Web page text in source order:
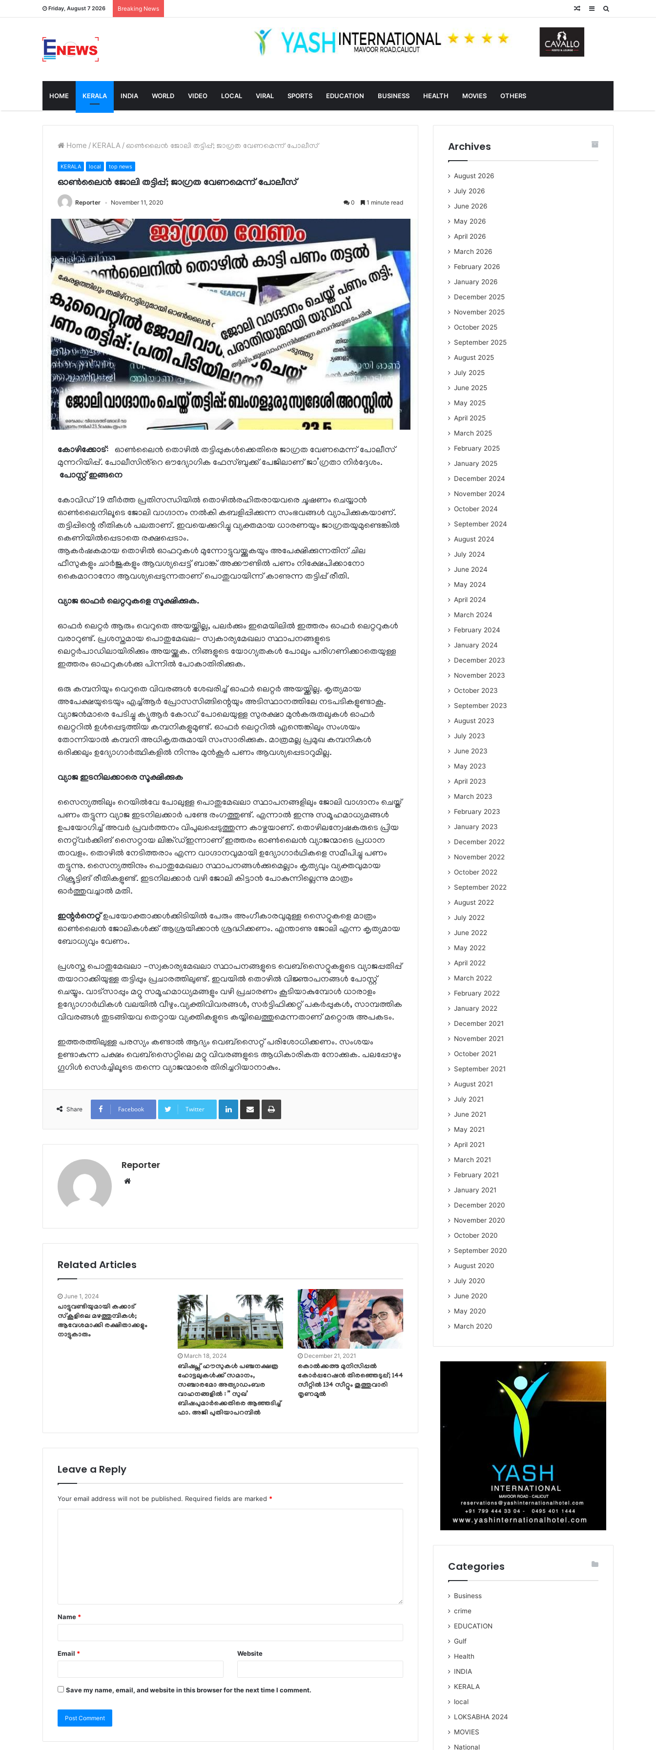
Friday, August 7 2026 Breaking News Sidebar
Random
HOME KERALA INDIA WORLD VIDEO LOCAL VIRAL SPORTS EDUCATION BUSINESS HEALTH MOVIES OTHERS
Home / KERALA / ഓൺലൈൻ ജോലി തട്ടിപ്പ്; ജാഗ്രത വേണമെന്ന് പോലീസ്
KERALA local top news
ഓൺലൈൻ ജോലി തട്ടിപ്പ്; ജാഗ്രത വേണമെന്ന് പോലീസ്
Reporter November 11, 2020 0 1 minute read
കോഴിക്കോട്: ഓൺലൈൻ തൊഴിൽ തട്ടിപ്പുകൾക്കെതിരെ ജാഗ്രത വേണമെന്ന് പോലീസ്
മുന്നറിയിപ്പ്. പോലീസിൻ്റെ ഔദ്യോഗിക ഫേസ്ബുക്ക് പേജിലാണ് ജാ’ഗ്രതാ നിർദ്ദേശം.
പോസ്റ്റ് ഇങ്ങനെ
കോവിഡ് 19 തീർത്ത പ്രതിസന്ധിയിൽ തൊഴിൽരഹിതരായവരെ ചൂഷണം ചെയ്യാൻ
ഓൺലൈനിലൂടെ ജോലി വാഗ്ദാനം നൽകി കബളിപ്പിക്കുന്ന സംഭവങ്ങൾ വ്യാപിക്കുകയാണ്.
തട്ടിപ്പിന്റെ രീതികൾ പലതാണ്. ഇവയെക്കുറിച്ചു വ്യക്തമായ ധാരണയും ജാഗ്രതയുമുണ്ടെങ്കിൽ
കെണിയിൽപ്പെടാതെ രക്ഷപ്പെടാം.
ആകർഷകമായ തൊഴിൽ ഓഫറുകൾ മുന്നോട്ടുവയ്ക്കുകയും അപേക്ഷിക്കുന്നതിന് ചില
ഫീസുകളും ചാർജുകളും ആവശ്യപ്പെട്ട് ബാങ്ക് അക്കൗണ്ടിൽ പണം നിക്ഷേപിക്കാനോ
കൈമാറാനോ ആവശ്യപ്പെടുന്നതാണ് പൊതുവായിന്ന് കാണുന്ന തട്ടിപ്പ് രീതി.
വ്യാജ ഓഫർ ലെറ്ററുകളെ സൂക്ഷിക്കുക.
ഓഫർ ലെറ്റർ ആരും വെറുതെ അയയ്ക്കില്ല, പലർക്കും ഇമെയിലിൽ ഇത്തരം ഓഫർ ലെറ്ററുകൾ
വരാറുണ്ട്. പ്രശസ്തമായ പൊതുമേഖല- സ്വകാര്യമേഖലാ സ്ഥാപനങ്ങളുടെ
ലെറ്റർപാഡിലായിരിക്കും അയയ്ക്കുക. നിങ്ങളുടെ യോഗ്യതകൾ പോലും പരിഗണിക്കാതെയുള്ള
ഇത്തരം ഓഫറുകൾക്കു പിന്നിൽ പോകാതിരിക്കുക.
ഒരു കമ്പനിയും വെറുതെ വിവരങ്ങൾ ശേഖരിച്ച് ഓഫർ ലെറ്റർ അയയ്ക്കില്ല. കൃത്യമായ
അപേക്ഷയുടെയും എച്ച്ആർ പ്രോസസിങ്ങിന്റെയും അടിസ്ഥാനത്തിലേ നടപടികളുണ്ടാകൂ.
വ്യാജൻമാരെ പേടിച്ചു ക്യൂആർ കോഡ് പോലെയുള്ള സുരക്ഷാ മുൻകരുതലുകൾ ഓഫർ
ലെറ്ററിൽ ഉൾപ്പെടുത്തിയ കമ്പനികളുമുണ്ട്. ഓഫർ ലെറ്ററിൽ എന്തെങ്കിലും സംശയം
തോന്നിയാൽ കമ്പനി അധികൃതരുമായി സംസാരിക്കുക. മാത്രമല്ല പ്രമുഖ കമ്പനികൾ
ഒരിക്കലും ഉദ്യോഗാർത്ഥികളിൽ നിന്നും മുൻ‌കൂർ പണം ആവശ്യപ്പെടാറുമില്ല.
വ്യാജ ഇടനിലക്കാരെ സൂക്ഷിക്കുക
സൈന്യത്തിലും റെയിൽവേ പോലുള്ള പൊതുമേഖലാ സ്ഥാപനങ്ങളിലും ജോലി വാഗ്ദാനം ചെയ്ത്
പണം തട്ടുന്ന വ്യാജ ഇടനിലക്കാർ പണ്ടേ രംഗത്തുണ്ട്. എന്നാൽ ഇന്നു സമൂഹമാധ്യമങ്ങൾ
ഉപയോഗിച്ച് അവർ പ്രവർത്തനം വിപുലപ്പെടുത്തുന്ന കാഴ്ചയാണ്. തൊഴിലന്വേഷകരുടെ പ്രിയ
നെറ്റ്‌വർക്കിങ് സൈറ്റായ ലിങ്ക്ഡ്ഇന്നാണ് ഇത്തരം ഓൺലൈൻ വ്യാജന്മാടെ പ്രധാന
താവളം. തൊഴിൽ നേടിത്തരാം എന്ന വാഗ്ദാനവുമായി ഉദ്യോഗാർഥികളെ സമീപിച്ചു പണം
തട്ടുന്നു. സൈന്യത്തിനും പൊതുമേഖലാ സ്ഥാപനങ്ങൾക്കുമെല്ലാം കൃത്യവും വ്യക്തവുമായ
റിക്രൂട്ടിങ് രീതികളുണ്ട്. ഇടനിലക്കാർ വഴി ജോലി കിട്ടാൻ പോകുന്നില്ലെന്നു മാത്രം
ഓർത്തുവച്ചാൽ മതി.
ഇന്റർനെറ്റ്ഉപയോക്താക്കൾക്കിടിയിൽ പേരും അംഗീകാരവുമുള്ള സൈറ്റുകളെ മാത്രം
ഓൺലൈൻ ജോലികൾക്ക് ആശ്രയിക്കാൻ ശ്രദ്ധിക്കണം. എന്താണു ജോലി എന്ന കൃത്യമായ
ബോധ്യവും വേണം.
പ്രശസ്ത പൊതുമേഖലാ -സ്വകാര്യമേഖലാ സ്ഥാപനങ്ങളുടെ വെബ്‌സൈറ്റുകളുടെ വ്യാജപ്പതിപ്പ്
തയാറാക്കിയുള്ള തട്ടിപ്പും പ്രചാരത്തിലുണ്ട്. ഇവയിൽ തൊഴിൽ വിജ്ഞാപനങ്ങൾ പോസ്റ്റ്
ചെയ്യും. വാട്‌സാപ്പും മറ്റു സമൂഹമാധ്യമങ്ങളും വഴി പ്രചാരണം കൂടിയാകുമ്പോൾ ധാരാളം
ഉദ്യോഗാർഥികൾ വലയിൽ വീഴും.വ്യക്തിവിവരങ്ങൾ, സർട്ടിഫിക്കറ്റ് പകർപ്പുകൾ, സാമ്പത്തിക
വിവരങ്ങൾ തുടങ്ങിയവ തെറ്റായ വ്യക്തികളുടെ കയ്യിലെത്തുമെന്നതാണ് മറ്റൊരു അപകടം.
ഇത്തരത്തിലുള്ള പരസ്യം കണ്ടാൽ ആദ്യം വെബ്‌സൈറ്റ് പരിശോധിക്കണം. സംശയം
ഉണ്ടാകുന്ന പക്ഷം വെബ്‌സൈറ്റിലെ മറ്റു വിവരങ്ങളുടെ ആധികാരികത നോക്കുക. പലപ്പോഴും
ഗൂഗിൾ സെർച്ചിലൂടെ തന്നെ വ്യാജന്മാരെ തിരിച്ചറിയാനാകും.
Share Facebook Twitter
LinkedInShare via Email Print
Reporter
Website
Related Articles
June 1, 2024
പാട്ടുവണ്ടിയുമായി കക്കാട്
സ്‌കൂളിലെ മഴത്തുമ്പികൾ;
ആവേശമാക്കി രക്ഷിതാക്കളും
നാട്ടുകാരും
March 18, 2024
ബിഷപ്സ് ഹൗസുകൾ പഞ്ചനക്ഷത്ര
ഹോട്ടലുകൾക്ക് സമാനം,
സഞ്ചാരമോ അത്യാഡംബര
വാഹനങ്ങളിൽ : ” സുഖ’
ബിഷപുമാർക്കെതിരെ ആഞ്ഞടിച്ച്
ഫാ. അജി പുതിയാപറമ്പിൽ
December 21, 2021
കൊല്‍ക്കത്ത മുനിസിപ്പല്‍
കോര്‍പ്പറേഷന്‍ തിരഞ്ഞെടുപ്പ്; 144
സീറ്റില്‍ 134 സീറ്റും തൂത്തുവാരി
തൃണമൂല്‍
Leave a Reply
Your email address will not be published. Required fields are marked *
Name *
Email * Website
Save my name, email, and website in this browser for the next time I comment.
Archives
August 2026
July 2026
June 2026
May 2026
April 2026
March 2026
February 2026
January 2026
December 2025
November 2025
October 2025
September 2025
August 2025
July 2025
June 2025
May 2025
April 2025
March 2025
February 2025
January 2025
December 2024
November 2024
October 2024
September 2024
August 2024
July 2024
June 2024
May 2024
April 2024
March 2024
February 2024
January 2024
December 2023
November 2023
October 2023
September 2023
August 2023
July 2023
June 2023
May 2023
April 2023
March 2023
February 2023
January 2023
December 2022
November 2022
October 2022
September 2022
August 2022
July 2022
June 2022
May 2022
April 2022
March 2022
February 2022
January 2022
December 2021
November 2021
October 2021
September 2021
August 2021
July 2021
June 2021
May 2021
April 2021
March 2021
February 2021
January 2021
December 2020
November 2020
October 2020
September 2020
August 2020
July 2020
June 2020
May 2020
March 2020
Categories
Business
crime
EDUCATION
Gulf
Health
INDIA
KERALA
local
LOKSABHA 2024
MOVIES
National